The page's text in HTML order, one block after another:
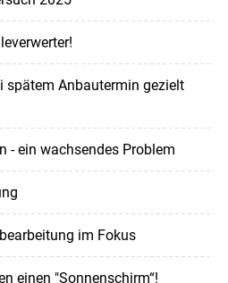
Anbautermin gezielt
- ein wachsendes Problem
im Fokus
einen "Sonnenschirm“!